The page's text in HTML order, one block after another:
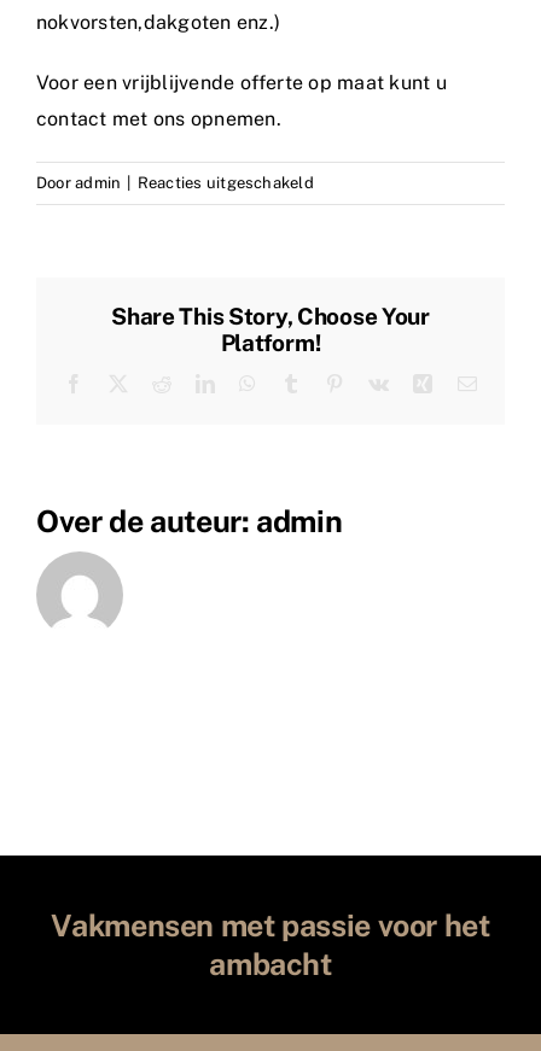
nokvorsten,dakgoten enz.)
Voor een vrijblijvende offerte op maat kunt u
contact met ons opnemen.
Dooradmin Reacties uitgeschakeldvoor
Kosten
Share This Story, Choose Your
Platform!
Over de auteur: admin
Vakmensen met passie voor het
ambacht